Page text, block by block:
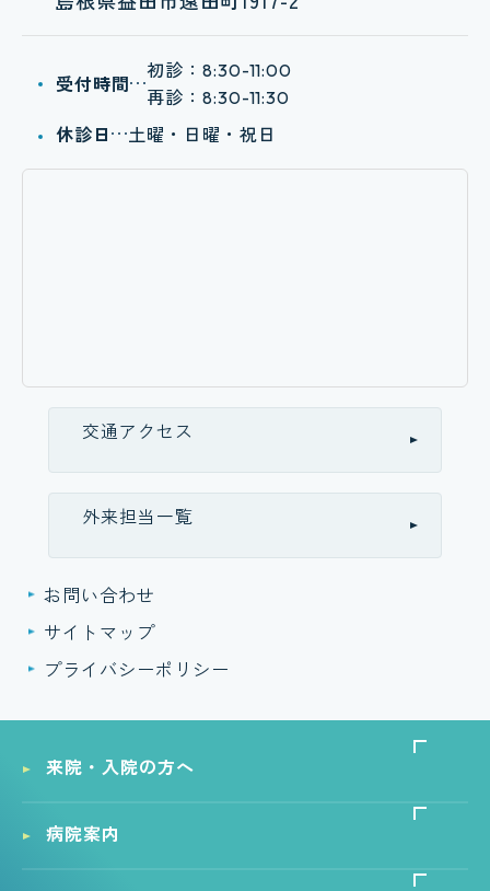
受付時間
初診： 8:30-11:00
再診： 8:30-11:30
休診日 土曜・日曜・祝日
交通アクセス
外来担当一覧
お問い合わせ
サイトマップ
プライバシーポリシー
来院・入院の方へ
病院案内